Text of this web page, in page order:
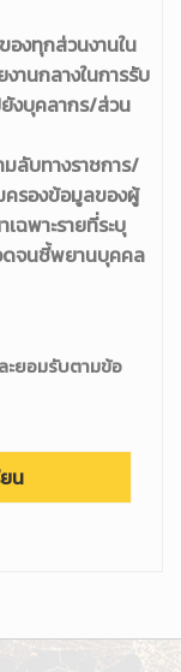
องทุกส่วนงานใน
านกลางในการรับ
ยังบุคลากร/ส่วน
มลับทางราชการ/
ครองข้อมูลของผู้
ฉพาะรายที่ระบุ
จนชี้พยานบุคคล
ะยอมรับตามข้อ